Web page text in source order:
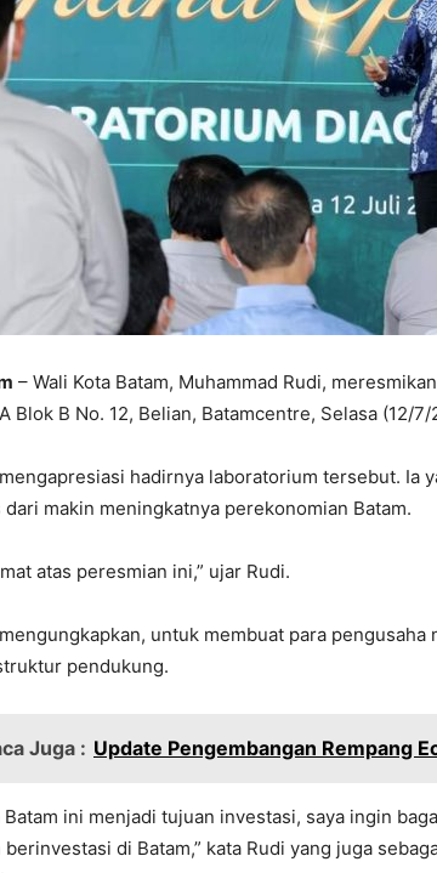
– Wali Kota Batam, Muhammad Rudi,
Blok B No. 12, Belian, Batamcentre, Selasa (12/7/
hadirnya laboratorium tersebut. Ia
dari makin meningkatnya perekonomian Batam.
atas peresmian ini,” ujar Rudi.
untuk membuat para
pendukung.
Juga : Update Pengembangan Rempang
Batam ini menjadi tujuan investasi, saya ingin
berinvestasi di Batam,” kata Rudi yang juga